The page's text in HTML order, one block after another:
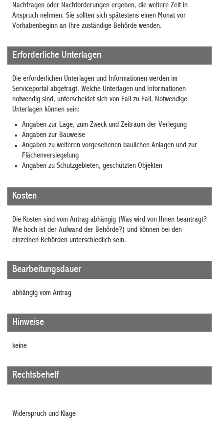
Nachfragen oder Nachforderungen ergeben, die weitere Zeit in
Anspruch nehmen. Sie sollten sich spätestens einen Monat vor
Vorhabenbeginn an Ihre zuständige Behörde wenden.
Erforderliche Unterlagen
Die erforderlichen Unterlagen und Informationen werden im
Serviceportal abgefragt. Welche Unterlagen und Informationen
notwendig sind, unterscheidet sich von Fall zu Fall. Notwendige
Unterlagen können sein:
Angaben zur Lage, zum Zweck und Zeitraum der Verlegung
Angaben zur Bauweise
Angaben zu weiteren vorgesehenen baulichen Anlagen und zur
Flächenversiegelung
Angaben zu Schutzgebieten, geschützten Objekten
Kosten
Die Kosten sind vom Antrag abhängig (Was wird von Ihnen beantragt?
Wie hoch ist der Aufwand der Behörde?) und können bei den
einzelnen Behörden unterschiedlich sein.
Bearbeitungsdauer
abhängig vom Antrag
Hinweise
keine
Rechtsbehelf
Widerspruch und Klage